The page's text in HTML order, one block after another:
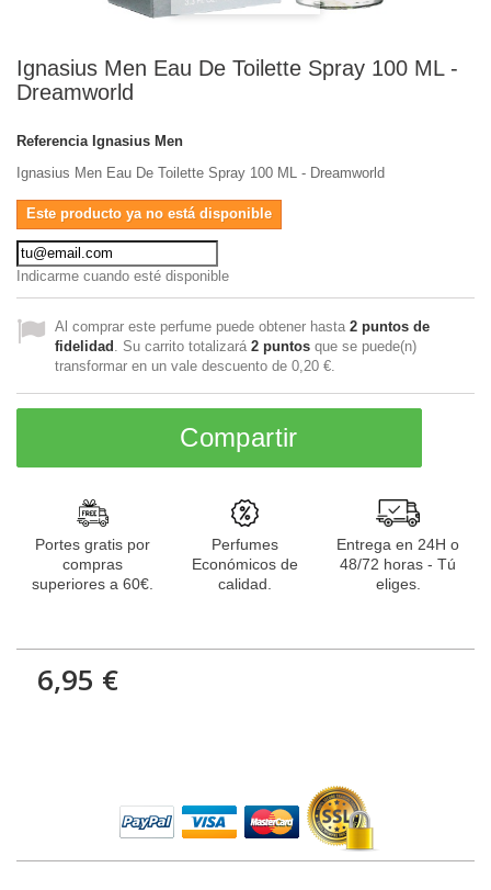
Ignasius Men Eau De Toilette Spray 100 ML -
Dreamworld
Referencia Ignasius Men
Ignasius Men Eau De Toilette Spray 100 ML - Dreamworld
Este producto ya no está disponible
Indicarme cuando esté disponible
Al comprar este perfume puede obtener hasta 2 puntos de
fidelidad . Su carrito totalizará 2 puntos que se puede(n)
transformar en un vale descuento de 0,20 €
Compartir
Portes gratis por
compras
superiores a 60€.
Perfumes
Económicos de
calidad.
Entrega en 24H o
48/72 horas - Tú
eliges.
6,95 €